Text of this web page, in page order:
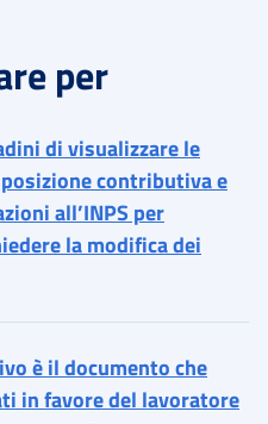
per
di visualizzare le
contributiva e
all’INPS per
la modifica dei
è il documento che
in favore del lavoratore